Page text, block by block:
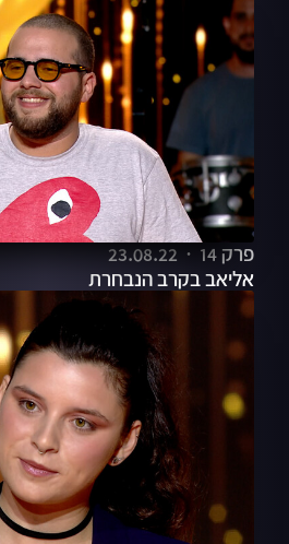
פרק 14
23.08.22
אליאב בקרב הנבחרת